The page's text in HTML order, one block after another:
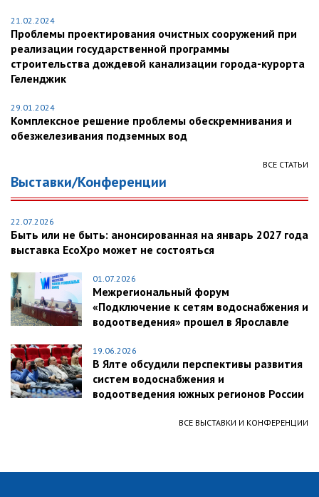
21.02.2024
Проблемы проектирования очистных сооружений при
реализации государственной программы
строительства дождевой канализации города-курорта
Геленджик
29.01.2024
Комплексное решение проблемы обескремнивания и
обезжелезивания подземных вод
ВСЕ СТАТЬИ
Выставки/Конференции
22.07.2026
Быть или не быть: анонсированная на январь 2027 года
выставка EcoXpo может не состояться
01.07.2026
Межрегиональный форум
«Подключение к сетям водоснабжения и
водоотведения» прошел в Ярославле
19.06.2026
В Ялте обсудили перспективы развития
систем водоснабжения и
водоотведения южных регионов России
ВСЕ ВЫСТАВКИ И КОНФЕРЕНЦИИ